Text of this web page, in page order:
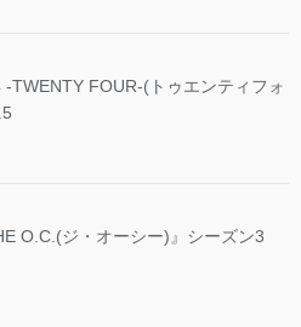
TWENTY FOUR-(トゥエンティフォ
O.C.(ジ・オーシー)』シーズン3